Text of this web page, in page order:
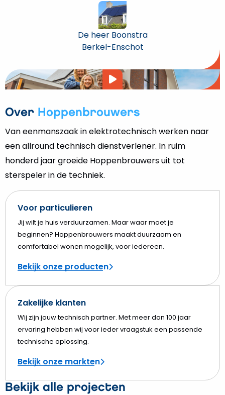
De heer Boonstra
Berkel-Enschot
Over Hoppenbrouwers
Van eenmanszaak in elektrotechnisch werken naar
een allround technisch dienstverlener. In ruim
honderd jaar groeide Hoppenbrouwers uit tot
sterspeler in de techniek.
Voor particulieren
Jij wilt je huis verduurzamen. Maar waar moet je
beginnen? Hoppenbrouwers maakt duurzaam en
comfortabel wonen mogelijk, voor iedereen.
Bekijk onze producten
Zakelijke klanten
Wij zijn jouw technisch partner. Met meer dan 100 jaar
ervaring hebben wij voor ieder vraagstuk een passende
technische oplossing.
Bekijk onze markten
Video
Bekijk alle projecten